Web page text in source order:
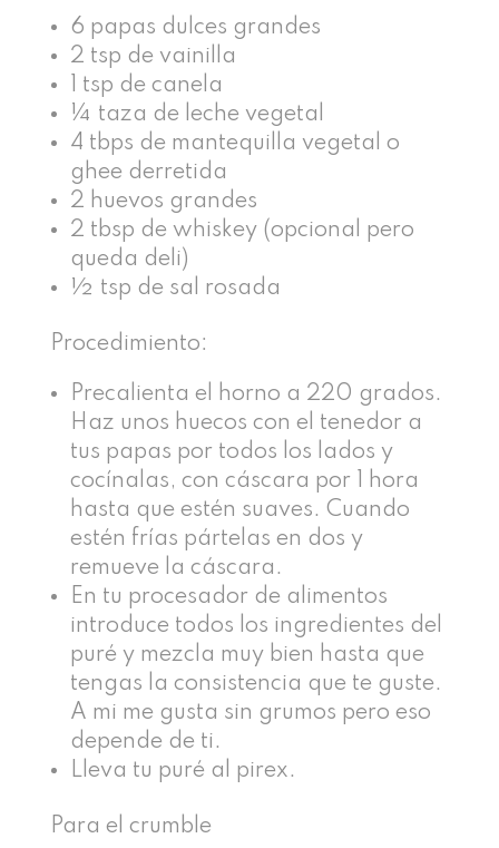
6 papas dulces grandes
2 tsp de vainilla
1 tsp de canela
¼ taza de leche vegetal
4 tbps de mantequilla vegetal o
ghee derretida
2 huevos grandes
2 tbsp de whiskey (opcional pero
queda deli)
½ tsp de sal rosada
Procedimiento:
Precalienta el horno a 220 grados.
Haz unos huecos con el tenedor a
tus papas por todos los lados y
cocínalas, con cáscara por 1 hora
hasta que estén suaves. Cuando
estén frías pártelas en dos y
remueve la cáscara.
En tu procesador de alimentos
introduce todos los ingredientes del
puré y mezcla muy bien hasta que
tengas la consistencia que te guste.
A mi me gusta sin grumos pero eso
depende de ti.
Lleva tu puré al pirex.
Para el crumble